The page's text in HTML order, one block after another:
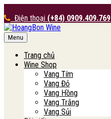
Điện thoại (+84) 0909.409.769
HoangBon Wine
Menu
Trang chủ
Wine Shop
Vang Tím
Vang Đỏ
Vang Hồng
Vang Trắng
Vang Sủi